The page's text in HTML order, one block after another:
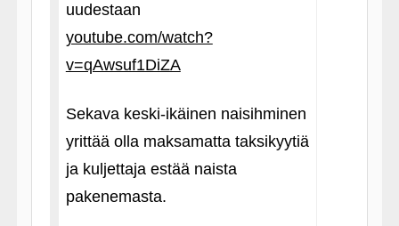
uudestaan
youtube.com/watch?
v=qAwsuf1DiZA
Sekava keski-ikäinen naisihminen
yrittää olla maksamatta taksikyytiä
ja kuljettaja estää naista
pakenemasta.